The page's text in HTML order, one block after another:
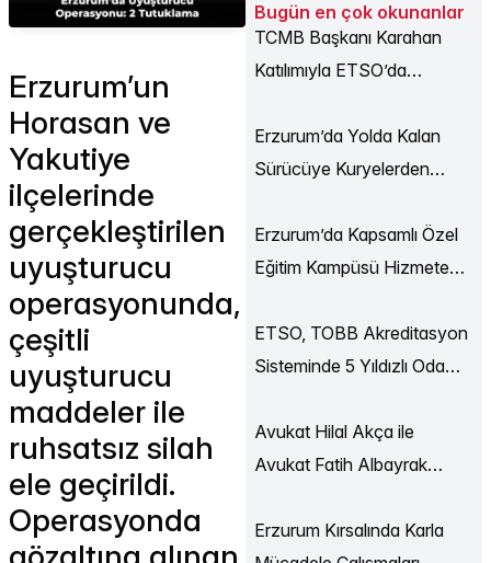
Erzurum’un
Horasan ve
Yakutiye
ilçelerinde
gerçekleştirilen
uyuşturucu
operasyonunda,
çeşitli
uyuşturucu
maddeler ile
ruhsatsız silah
ele geçirildi.
Operasyonda
Bugün en çok okunanlar
TCMB Başkanı Karahan
Katılımıyla ETSO’da
Düzenlendi
Erzurum’da Yolda Kalan
Sürücüye Kuryelerden
Erzurum’da Kapsamlı Özel
Eğitim Kampüsü Hizmete
ETSO, TOBB Akreditasyon
Sisteminde 5 Yıldızlı Oda
Avukat Hilal Akça ile
Avukat Fatih Albayrak
Erzurum Kırsalında Karla